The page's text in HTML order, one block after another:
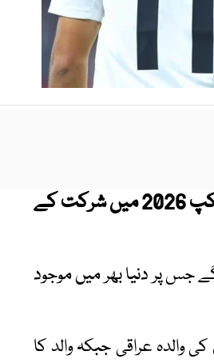
عراق کی قومی فٹبال ٹیم کے مڈفیلڈر زیڈان اقبال فیفا ورلڈکپ 2026 میں شرکت کے
جس پر دنیا بھر میں موجود
والدہ عراقی جبکہ والد کا